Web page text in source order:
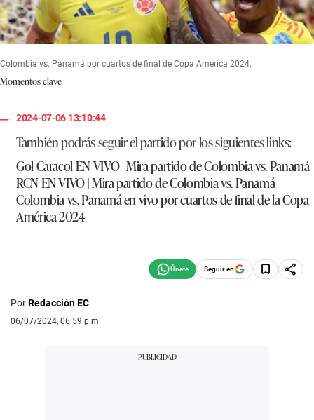
Colombia vs. Panamá por cuartos de final de Copa América 2024.
Momentos clave
2024-07-06 13:10:44
|
También podrás seguir el partido por los siguientes links:
Gol Caracol EN VIVO | Mira partido de Colombia vs. Panamá
RCN EN VIVO | Mira partido de Colombia vs. Panamá
Colombia vs. Panamá en vivo por cuartos de final de la Copa
América 2024
Seguir en
PorRedacción EC
06/07/2024, 06:59 p.m.